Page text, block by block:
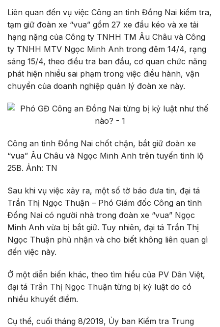
Liên quan đến vụ việc Công an tỉnh Đồng Nai kiểm tra,
tạm giữ đoàn xe “vua” gồm 27 xe đầu kéo và xe tải
hạng nặng của Công ty TNHH TM Âu Châu và Công
ty TNHH MTV Ngọc Minh Anh trong đêm 14/4, rạng
sáng 15/4, theo điều tra ban đầu, cơ quan chức năng
phát hiện nhiều sai phạm trong việc điều hành, vận
chuyển của doanh nghiệp quản lý đoàn xe này.
Công an tỉnh Đồng Nai chốt chặn, bắt giữ đoàn xe
“vua” Âu Châu và Ngọc Minh Anh trên tuyến tỉnh lộ
25B. Ảnh: TN
Sau khi vụ việc xảy ra, một số tờ báo đưa tin, đại tá
Trần Thị Ngọc Thuận – Phó Giám đốc Công an tỉnh
Đồng Nai có người nhà trong đoàn xe “vua” Ngọc
Minh Anh vừa bị bắt giữ. Tuy nhiên, đại tá Trần Thị
Ngọc Thuận phủ nhận và cho biết không liên quan gì
đến việc này.
Ở một diễn biến khác, theo tìm hiểu của PV Dân Việt,
đại tá Trần Thị Ngọc Thuận từng bị kỷ luật do có
nhiều khuyết điểm.
Cụ thể, cuối tháng 8/2019, Ủy ban Kiểm tra Trung